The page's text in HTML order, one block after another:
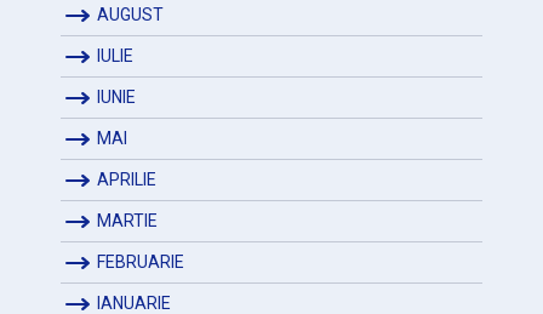
AUGUST
IULIE
IUNIE
MAI
APRILIE
MARTIE
FEBRUARIE
IANUARIE